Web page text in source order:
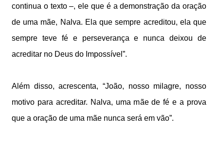
continua o texto –, ele que é a demonstração da oração
de uma mãe, Nalva. Ela que sempre acreditou, ela que
sempre teve fé e perseverança e nunca deixou de
acreditar no Deus do Impossível”.
Além disso, acrescenta, “João, nosso milagre, nosso
motivo para acreditar. Nalva, uma mãe de fé e a prova
que a oração de uma mãe nunca será em vão”.